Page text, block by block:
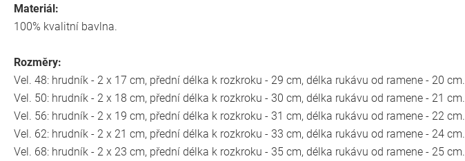
Materiál:
100% kvalitní bavlna.
Rozměry:
Vel. 48: hrudník - 2 x 17 cm, přední délka k rozkroku - 29 cm, délka rukávu od ramene - 20 cm.
Vel. 50: hrudník - 2 x 18 cm, přední délka k rozkroku - 30 cm, délka rukávu od ramene - 21 cm.
Vel. 56: hrudník - 2 x 19 cm, přední délka k rozkroku - 31 cm, délka rukávu od ramene - 22 cm.
Vel. 62: hrudník - 2 x 21 cm, přední délka k rozkroku - 33 cm, délka rukávu od ramene - 24 cm.
Vel. 68: hrudník - 2 x 23 cm, přední délka k rozkroku - 35 cm, délka rukávu od ramene - 25 cm.